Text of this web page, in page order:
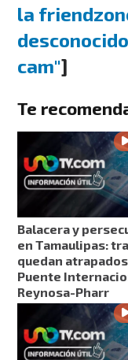
la
cam"]
Te
Balacera y
en Tamaulipas:
quedan
Puente
Reynosa-Pharr